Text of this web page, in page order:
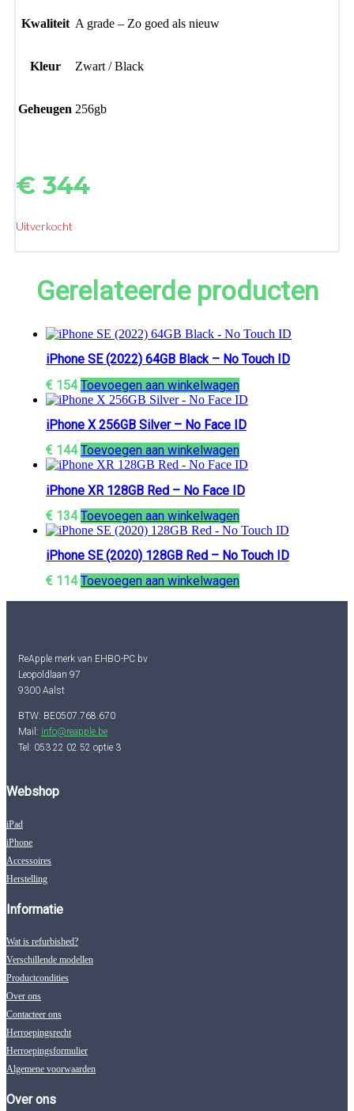
Kwaliteit A grade – Zo goed als nieuw
Kleur Zwart / Black
Geheugen 256gb
€ 344
Uitverkocht
Gerelateerde producten
iPhone SE (2022) 64GB Black – No Touch ID
€ 154 Toevoegen aan winkelwagen
iPhone X 256GB Silver – No Face ID
€ 144 Toevoegen aan winkelwagen
iPhone XR 128GB Red – No Face ID
€ 134 Toevoegen aan winkelwagen
iPhone SE (2020) 128GB Red – No Touch ID
€ 114 Toevoegen aan winkelwagen
ReApple merk van EHBO-PC bv
Leopoldlaan 97
9300 Aalst
BTW: BE0507.768.670
Mail: info@reapple.be
Tel: 053 22 02 52 optie 3
Webshop
iPad
iPhone
Accessoires
Herstelling
Informatie
Wat is refurbished?
Verschillende modellen
Productcondities
Over ons
Contacteer ons
Herroepingsrecht
Herroepingsformulier
Algemene voorwaarden
Over ons